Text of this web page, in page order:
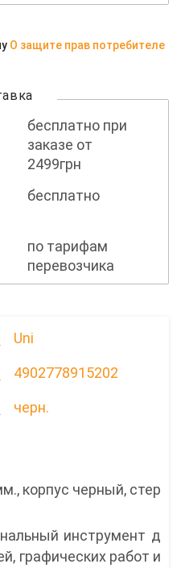
О защите прав потребителе
бесплатно при
заказе от
2499грн
бесплатно
по тарифам
перевозчика
Uni
4902778915202
черн.
корпус черный, стер
инструмент д
графических работ и